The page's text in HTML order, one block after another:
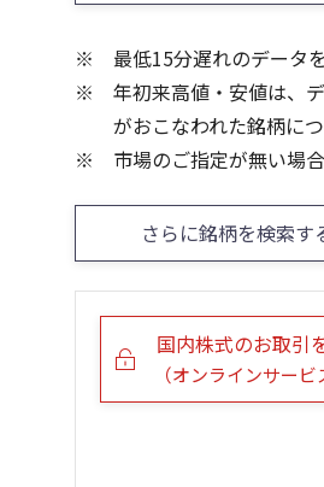
最低15分遅れのデータ
年初来高値・安値は、
がおこなわれた銘柄に
市場のご指定が無い場
さらに銘柄を検索す
国内株式のお取引
（オンラインサービ